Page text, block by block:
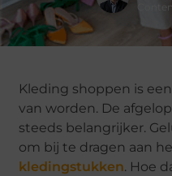
Kleding shoppen is
van worden. De
steeds belangrijker.
om bij te dragen aan
kledingstukken. Hoe